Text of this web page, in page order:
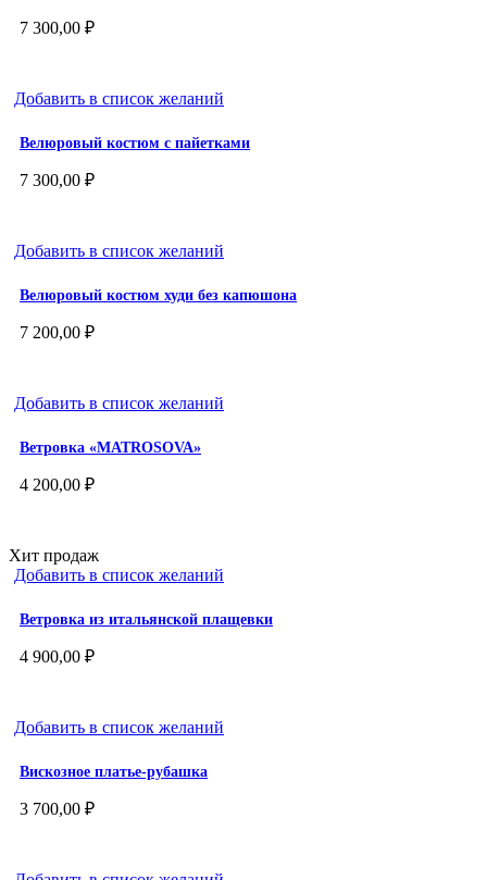
7 300,00 ₽
Добавить в список желаний
Велюровый костюм с пайетками
7 300,00 ₽
Добавить в список желаний
Велюровый костюм худи без капюшона
7 200,00 ₽
Добавить в список желаний
Ветровка «MATROSOVA»
4 200,00 ₽
Хит продаж
Добавить в список желаний
Ветровка из итальянской плащевки
4 900,00 ₽
Добавить в список желаний
Вискозное платье-рубашка
3 700,00 ₽